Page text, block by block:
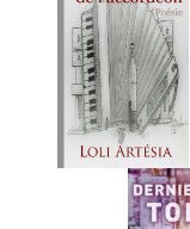
LECTURES
MES CRITIQUES
MES ARTICLES
MARION
MES FUTURES
LECTURES
MES CRITIQUES